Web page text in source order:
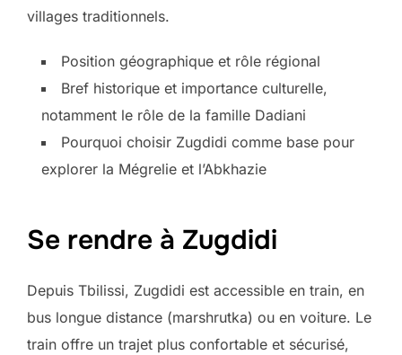
villages traditionnels.
Position géographique et rôle régional
Bref historique et importance culturelle,
notamment le rôle de la famille Dadiani
Pourquoi choisir Zugdidi comme base pour
explorer la Mégrelie et l’Abkhazie
Se rendre à Zugdidi
Depuis Tbilissi, Zugdidi est accessible en train, en
bus longue distance (marshrutka) ou en voiture. Le
train offre un trajet plus confortable et sécurisé,